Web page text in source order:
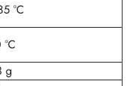
°C
g